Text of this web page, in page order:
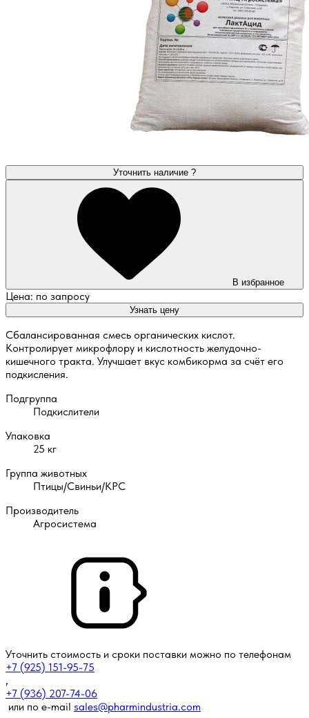
Уточнить наличие ?
В избранное
Цена: по запросу
Узнать цену
Сбалансированная смесь органических кислот.
Контролирует микрофлору и кислотность желудочно-
кишечного тракта. Улучшает вкус комбикорма за счёт его
подкисления.
Подгруппа
Подкислители
Упаковка
25 кг
Группа животных
Птицы/Свиньи/КРС
Производитель
Агросистема
Уточнить стоимость и сроки поставки можно по телефонам
+7 (925) 151-95-75
,
+7 (936) 207-74-06
или по e-mail sales@pharmindustria.com